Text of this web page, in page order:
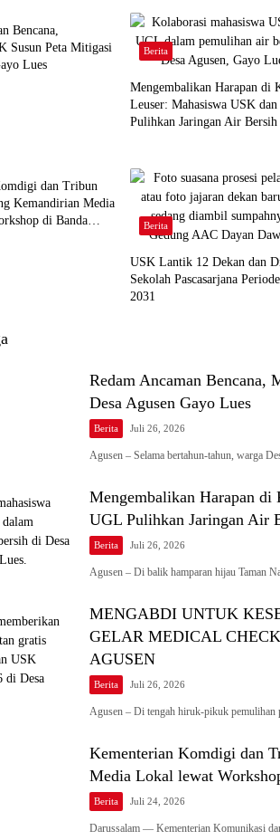
Bencana,
Susun Peta Mitigasi
Lues
Berita
Mengembalikan Harapan di
Leuser: Mahasiswa USK
Pulihkan Jaringan Air Bersih
dan Tribun
Kemandirian Media
di Banda
Berita
USK Lantik 12 Dekan dan
Sekolah Pascasarjana
2031
Redam Ancaman Bencana,
Desa Agusen Gayo Lues
Berita Juli 26, 2026
Agusen – Selama bertahun-tahun, warga
Mengembalikan Harapan
UGL Pulihkan Jaringan Air
Berita Juli 26, 2026
Agusen – Di balik hamparan hijau Taman
MENGABDI UNTUK
GELAR MEDICAL
AGUSEN
Berita Juli 26, 2026
Agusen – Di tengah hiruk-pikuk pemulihan
Kementerian Komdigi dan
Media Lokal lewat
Berita Juli 24, 2026
Darussalam — Kementerian Komunikasi